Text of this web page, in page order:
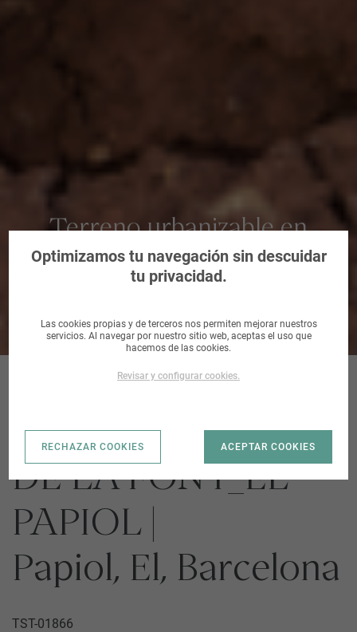
Terreno urbanizable en
Papiol, El, Barcelona
SUD CA N'ESTEVE
DE LA FONT_EL
PAPIOL |
Papiol, El, Barcelona
TST-01866
Optimizamos tu navegación sin descuidar
tu privacidad.
Las cookies propias y de terceros nos permiten mejorar nuestros
servicios. Al navegar por nuestro sitio web, aceptas el uso que
hacemos de las cookies.
Revisar y configurar cookies.
RECHAZAR COOKIES ACEPTAR COOKIES